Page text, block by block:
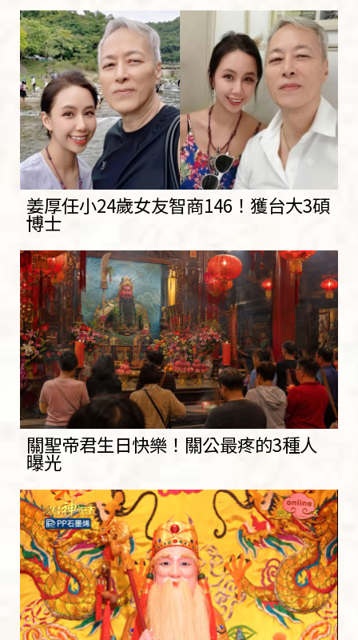
姜厚任小24歲女友智商146！獲台大3碩
博士
關聖帝君生日快樂！關公最疼的3種人
曝光